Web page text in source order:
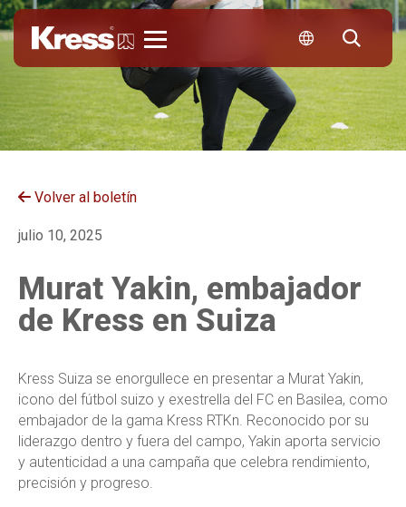
Volver al boletín
julio 10, 2025
Murat Yakin, embajador
de Kress en Suiza
Kress Suiza se enorgullece en presentar a Murat Yakin,
icono del fútbol suizo y exestrella del FC en Basilea, como
embajador de la gama Kress RTKn . Reconocido por su
liderazgo dentro y fuera del campo, Yakin aporta servicio
y autenticidad a una campaña que celebra rendimiento,
precisión y progreso.